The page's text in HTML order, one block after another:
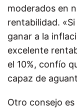
moderados en
rentabilidad.
ganar a la
excelente
el 10%, confío
capaz de
Otro consejo es